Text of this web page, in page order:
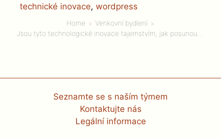
technické inovace, wordpress
Home
Venkovní bydlení
Seznamte se s naším týmem
Kontaktujte nás
Legální informace